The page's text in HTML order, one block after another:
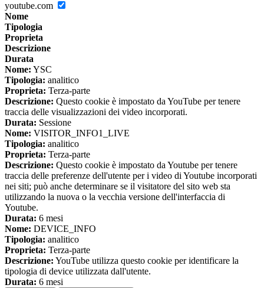
youtube.com
Nome
Tipologia
Proprieta
Descrizione
Durata
Nome: YSC
Tipologia: analitico
Proprieta: Terza-parte
Descrizione: Questo cookie è impostato da YouTube per tenere
traccia delle visualizzazioni dei video incorporati.
Durata: Sessione
Nome: VISITOR_INFO1_LIVE
Tipologia: analitico
Proprieta: Terza-parte
Descrizione: Questo cookie è impostato da Youtube per tenere
traccia delle preferenze dell'utente per i video di Youtube incorporati
nei siti; può anche determinare se il visitatore del sito web sta
utilizzando la nuova o la vecchia versione dell'interfaccia di
Youtube.
Durata: 6 mesi
Nome: DEVICE_INFO
Tipologia: analitico
Proprieta: Terza-parte
Descrizione: YouTube utilizza questo cookie per identificare la
tipologia di device utilizzata dall'utente.
Durata: 6 mesi